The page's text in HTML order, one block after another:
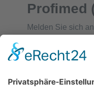
Profimed
Melden Sie sich